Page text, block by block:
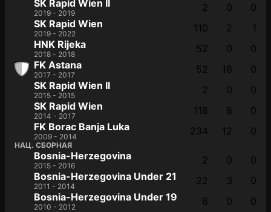
SK Rapid Wien II
2019 - 2019 2 0
0
SK Rapid Wien
2019 - 2022 110 2
1
HNK Rijeka
2018 - 2018 52 0
0
FK Astana
2017 - 2017 52 16
0
SK Rapid Wien II
2015 - 2015 2 0
0
SK Rapid Wien
2014 - 2017 118 8
0
FK Borac Banja Luka
2009 - 2014 234 12 0
НАЦ. СБОРНАЯ
Bosnia-Herzegovina
2015 - 2016 2 0
0
Bosnia-Herzegovina Under 21
2011 - 2014 22 3
0
Bosnia-Herzegovina Under 19
2010 - 2012 6 0 0